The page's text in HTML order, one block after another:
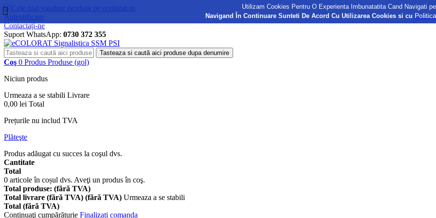
Autentificare
Contactați-ne
Suport WhatsApp: 0730 372 355
Tasteaza si caută aici produse dupa denumire
Coş 0 Produs Produse (gol)
Niciun produs
Urmeaza a se stabili Livrare
0,00 lei Total
Prețurile nu includ TVA
Plăteşte
Produs adăugat cu succes la coşul dvs.
Cantitate
Total
0 articole în coșul dvs. Aveţi un produs în coş.
Total produse: (fără TVA)
Total livrare (fără TVA) (fără TVA) Urmeaza a se stabili
Total (fără TVA)
Continuaţi cumpărăturie Finalizați comanda
Utilizam Cookies Pentru O Experienta Imbunatatita Cand Navigati pe
Navigand În Continuare Sunteti De Acord Cu Utilizarea Cookies si cu